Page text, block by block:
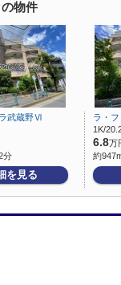
物件
武蔵野Ⅵ
分
を見る
ラ・
1K/
6.8万
約